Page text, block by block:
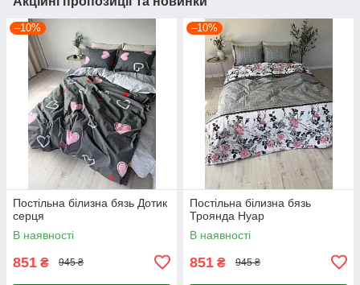
–10%
Постільна білизна бязь Дотик
серця
В наявності
851 ₴ 945 ₴
–10%
Постільна білизна бязь
Троянда Нуар
В наявності
851 ₴ 945 ₴